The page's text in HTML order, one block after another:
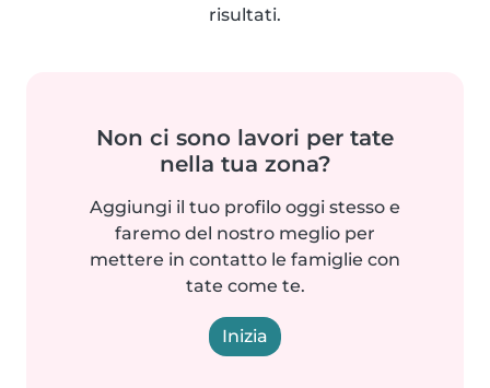
risultati.
Non ci sono lavori per tate
nella tua zona?
Aggiungi il tuo profilo oggi stesso e
faremo del nostro meglio per
mettere in contatto le famiglie con
tate come te.
Inizia